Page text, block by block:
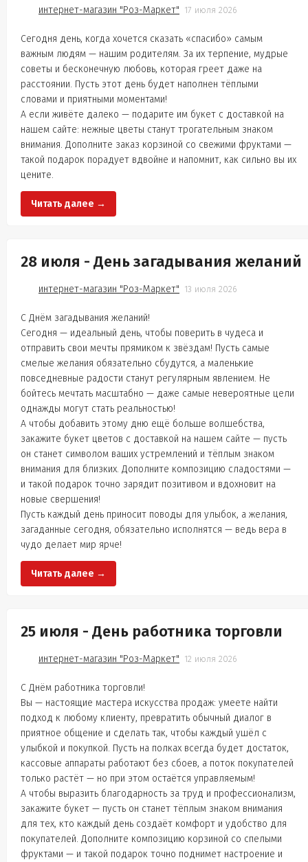
интернет-магазин "Роз-Маркет" 17 июля 2026
Сегодня день, когда хочется сказать «спасибо» самым
важным людям — нашим родителям. За их терпение, мудрые
советы и бесконечную любовь, которая греет даже на
расстоянии. Пусть этот день будет наполнен тёплыми
словами и приятными моментами!
А если живёте далеко — подарите им букет с доставкой на
нашем сайте: нежные цветы станут трогательным знаком
внимания. Дополните заказ корзиной со свежими фруктами —
такой подарок порадует вдвойне и напомнит, как сильно вы их
цените.
Читать далее →
28 июля - День загадывания желаний
интернет-магазин "Роз-Маркет" 13 июля 2026
С Днём загадывания желаний!
Сегодня — идеальный день, чтобы поверить в чудеса и
отправить свои мечты прямиком к звёздам! Пусть самые
смелые желания обязательно сбудутся, а маленькие
повседневные радости станут регулярным явлением. Не
бойтесь мечтать масштабно — даже самые невероятные цели
однажды могут стать реальностью!
А чтобы добавить этому дню ещё больше волшебства,
закажите букет цветов с доставкой на нашем сайте — пусть
он станет символом ваших устремлений и тёплым знаком
внимания для близких. Дополните композицию сладостями —
и такой подарок точно зарядит позитивом и вдохновит на
новые свершения!
Пусть каждый день приносит поводы для улыбок, а желания,
загаданные сегодня, обязательно исполнятся — ведь вера в
чудо делает мир ярче!
Читать далее →
25 июля - День работника торговли
интернет-магазин "Роз-Маркет" 12 июля 2026
С Днём работника торговли!
Вы — настоящие мастера искусства продаж: умеете найти
подход к любому клиенту, превратить обычный диалог в
приятное общение и сделать так, чтобы каждый ушёл с
улыбкой и покупкой. Пусть на полках всегда будет достаток,
кассовые аппараты работают без сбоев, а поток покупателей
только растёт — но при этом остаётся управляемым!
А чтобы выразить благодарность за труд и профессионализм,
закажите букет — пусть он станет тёплым знаком внимания
для тех, кто каждый день создаёт комфорт и удобство для
покупателей. Дополните композицию корзиной со спелыми
фруктами — и такой подарок точно поднимет настроение и